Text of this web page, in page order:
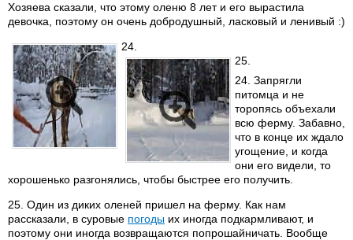
Хозяева сказали, что этому оленю 8 лет и его вырастила
девочка, поэтому он очень добродушный, ласковый и ленивый :)
24.
25.
24. Запрягли
питомца и не
торопясь объехали
всю ферму. Забавно,
что в конце их ждало
угощение, и когда
они его видели, то
хорошенько разгонялись, чтобы быстрее его получить.
25. Один из диких оленей пришел на ферму. Как нам
рассказали, в суровые погоды их иногда подкармливают, и
поэтому они иногда возвращаются попрошайничать. Вообще